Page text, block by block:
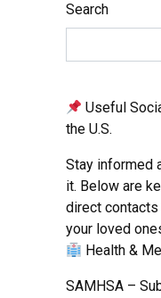
Search
Useful
the U.S.
Stay informed
it. Below are
direct
your loved
Health &
SAMHSA –